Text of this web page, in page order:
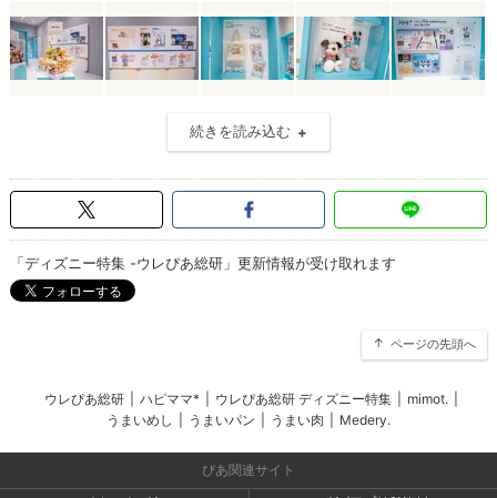
続きを読み込む
「ディズニー特集 -ウレぴあ総研」更新情報が受け取れます
ページの先頭へ
ウレぴあ総研 ハピママ* ウレぴあ総研 ディズニー特集 mimot.
うまいめし
うまいパン うまい肉 Medery.
ぴあ関連サイト